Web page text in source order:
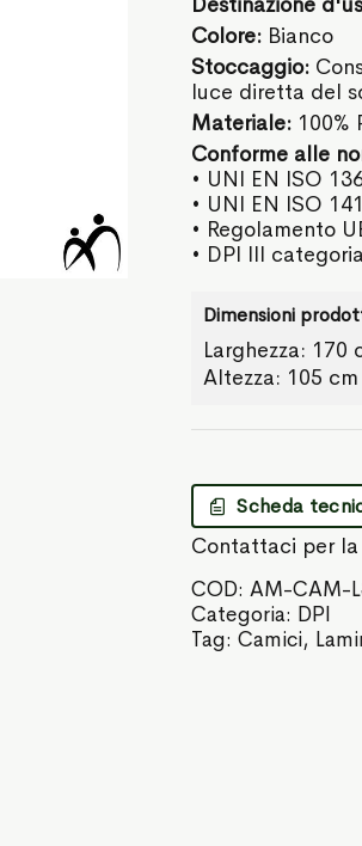
Colore: Bianco
Stoccaggio:
luce diretta del
Materiale:
Conforme alle
• UNI EN ISO
• UNI EN ISO
• Regolamento
• DPI III
Dimensioni
Larghezza: 170
Altezza: 105
Scheda
Contattaci per
COD:AM-CAM-
Categoria: DPI
Tag:Camici,